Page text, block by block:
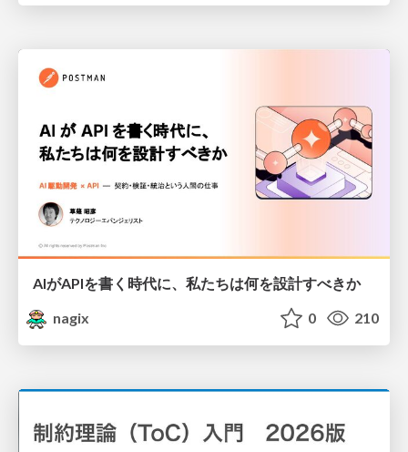
AIがAPIを書く時代に、私たちは何を設計すべきか
nagix
0 210